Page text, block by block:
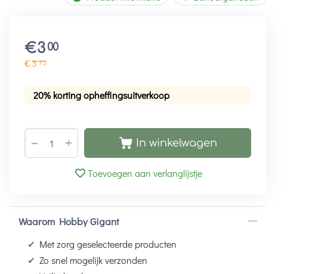
€3 00
€375
20% korting opheffingsuitverkoop
+
− In winkelwagen
Toevoegen aan verlanglijstje
Waarom Hobby Gigant
✔ Met zorg geselecteerde producten
✔ Zo snel mogelijk verzonden